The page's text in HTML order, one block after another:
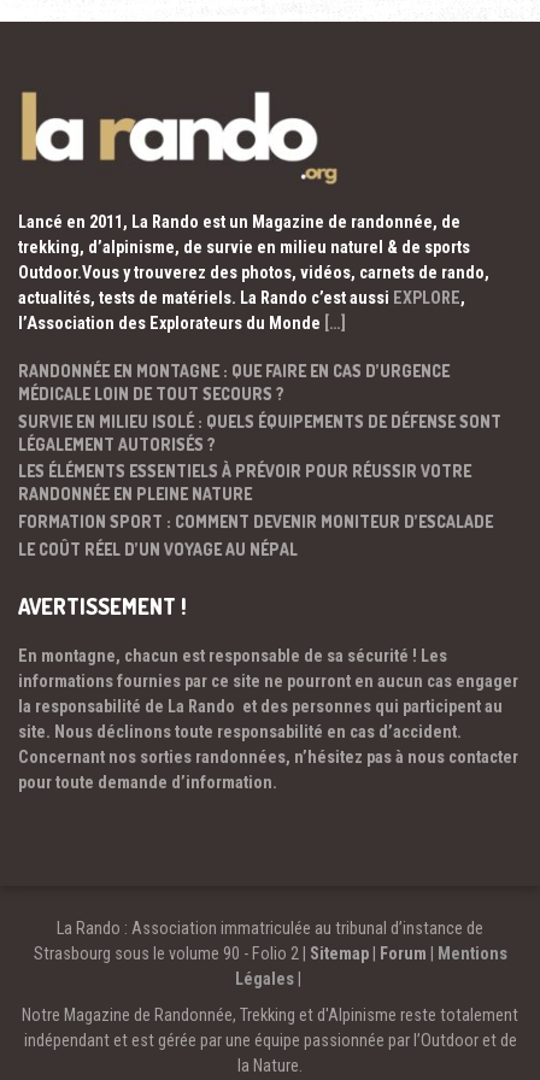
Lancé en 2011, La Rando est un Magazine de randonnée, de
trekking, d’alpinisme, de survie en milieu naturel & de sports
Outdoor.Vous y trouverez des photos, vidéos, carnets de rando,
actualités, tests de matériels. La Rando c’est aussi EXPLORE,
l’Association des Explorateurs du Monde […]
RANDONNÉE EN MONTAGNE : QUE FAIRE EN CAS D’URGENCE
MÉDICALE LOIN DE TOUT SECOURS ?
SURVIE EN MILIEU ISOLÉ : QUELS ÉQUIPEMENTS DE DÉFENSE SONT
LÉGALEMENT AUTORISÉS ?
LES ÉLÉMENTS ESSENTIELS À PRÉVOIR POUR RÉUSSIR VOTRE
RANDONNÉE EN PLEINE NATURE
FORMATION SPORT : COMMENT DEVENIR MONITEUR D’ESCALADE
LE COÛT RÉEL D’UN VOYAGE AU NÉPAL
AVERTISSEMENT !
En montagne, chacun est responsable de sa sécurité ! Les
informations fournies par ce site ne pourront en aucun cas engager
la responsabilité de La Rando et des personnes qui participent au
site. Nous déclinons toute responsabilité en cas d’accident.
Concernant nos sorties randonnées, n’hésitez pas à nous contacter
pour toute demande d’information.
La Rando : Association immatriculée au tribunal d’instance de
Strasbourg sous le volume 90 - Folio 2 | Sitemap| Forum
Mentions
Légales
Notre Magazine de Randonnée, Trekking et d'Alpinisme reste totalement
indépendant et est gérée par une équipe passionnée par l’Outdoor et de
la Nature.